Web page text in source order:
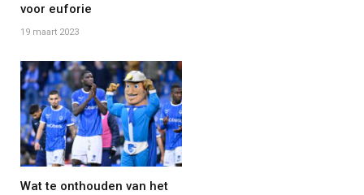
voor euforie
19 maart 2023
Wat te onthouden van het